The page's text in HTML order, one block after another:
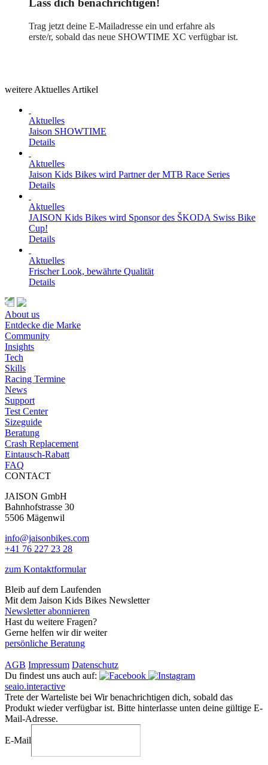
Lass dich benachrichtigen!
Trag jetzt deine E-Mailadresse ein und erfahre als
erste/r, sobald das neue SHOWTIME XC verfügbar ist.
weitere Aktuelles Artikel
Aktuelles
Jaison SHOWTIME
Details
Aktuelles
Jaison Kids Bikes wird Partner der MTB Race Series
Details
Aktuelles
JAISON Kids Bikes wird Sponsor des ŠKODA Swiss Bike
Cup!
Details
Aktuelles
Frischer Look, bewährte Qualität
Details
About us
Entdecke die Marke
Community
Insights
Tech
Skills
Racing Termine
News
Support
Test Center
Sizeguide
Beratung
Crash Replacement
Eintausch-Rabatt
FAQ
CONTACT
JAISON GmbH
Bahnhofstrasse 30
5506 Mägenwil
info@jaisonbikes.com
+41 76 227 23 28
zum Kontaktformular
Bleib auf dem Laufenden
Mit dem Jaison Kids Bikes Newsletter
Newsletter abonnieren
Hast du weitere Fragen?
Gerne helfen wir dir weiter
persönliche Beratung
AGB Impressum Datenschutz
Du findest uns auch auf:
seaio.interactive
Trete der Warteliste bei Wir benachrichtigen dich, sobald das
Produkt wieder verfügbar ist. Bitte hinterlasse unten deine gültige E-
Mail-Adresse.
E-Mail